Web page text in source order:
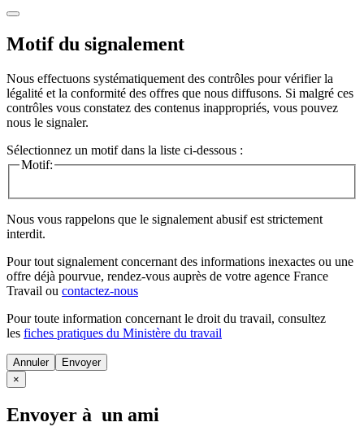
Motif du signalement
Nous effectuons systématiquement des contrôles pour vérifier la
légalité et la conformité des offres que nous diffusons. Si malgré ces
contrôles vous constatez des contenus inappropriés, vous pouvez
nous le signaler.
Sélectionnez un motif dans la liste ci-dessous :
Motif:
Nous vous rappelons que le signalement abusif est strictement
interdit.
Pour tout signalement concernant des informations inexactes ou une
offre déjà pourvue, rendez-vous auprès de votre agence France
Travail ou contactez-nous
Pour toute information concernant le droit du travail, consultez
les fiches pratiques du Ministère du travail
Annuler
×
Envoyer à un ami